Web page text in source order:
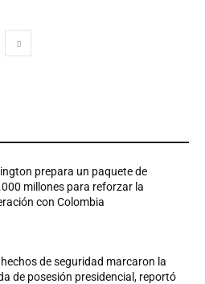
prepara un paquete de
millones para reforzar la
con Colombia
de seguridad marcaron la
de posesión presidencial, reportó